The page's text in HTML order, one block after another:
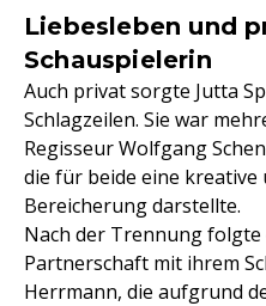
Liebesleben und
Schauspielerin
Auch privat sorgte Jutta
Schlagzeilen. Sie war
Regisseur Wolfgang
die für beide eine kreative
Bereicherung darstellte.
Nach der Trennung
Partnerschaft mit ihrem
Herrmann, die aufgrund